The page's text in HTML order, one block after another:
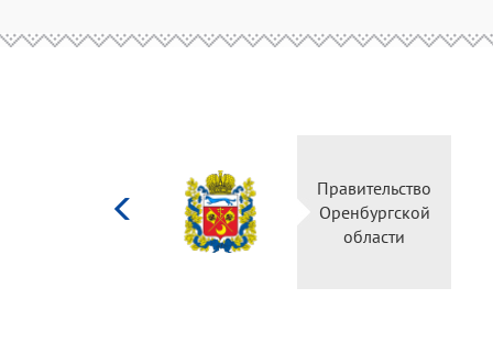
Министерство
культуры
Российской
федерации